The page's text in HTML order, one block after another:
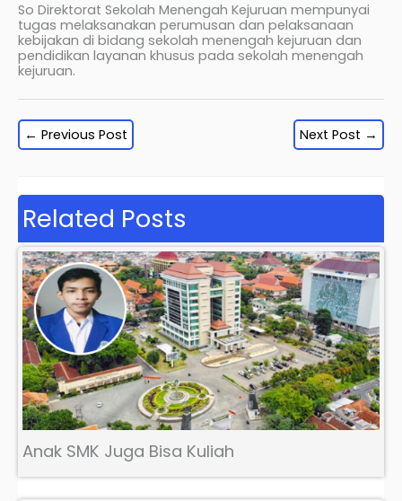
So Direktorat Sekolah Menengah Kejuruan mempunyai
tugas melaksanakan perumusan dan pelaksanaan
kebijakan di bidang sekolah menengah kejuruan dan
pendidikan layanan khusus pada sekolah menengah
kejuruan.
← Previous Post Next Post →
Related Posts
Anak SMK Juga Bisa Kuliah